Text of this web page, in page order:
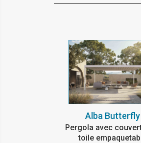
Alba Butterfly
Pergola avec
toile